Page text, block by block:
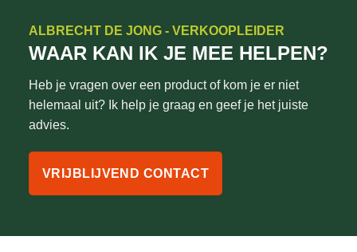
ALBRECHT DE JONG - VERKOOPLEIDER
WAAR KAN IK JE MEE HELPEN?
Heb je vragen over een product of kom je er niet
helemaal uit? Ik help je graag en geef je het juiste
advies.
VRIJBLIJVEND CONTACT